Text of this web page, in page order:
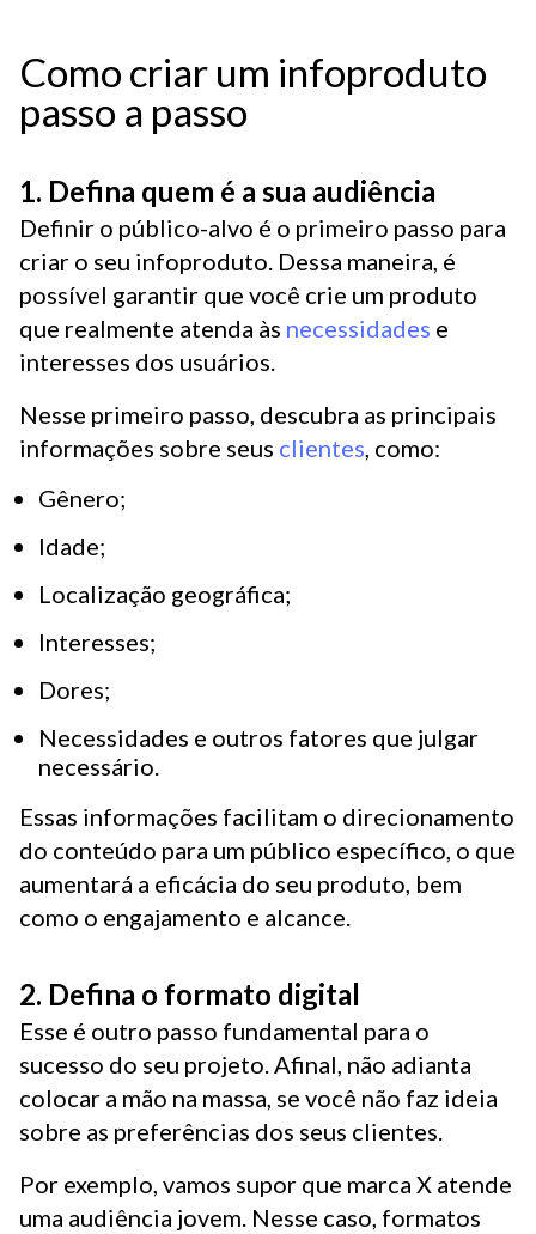
Como criar um infoproduto
passo a passo
1. Defina quem é a sua audiência
Definir o público-alvo é o primeiro passo para
criar o seu infoproduto. Dessa maneira, é
possível garantir que você crie um produto
que realmente atenda às necessidades e
interesses dos usuários.
Nesse primeiro passo, descubra as principais
informações sobre seus clientes, como:
Gênero;
Idade;
Localização geográfica;
Interesses;
Dores;
Necessidades e outros fatores que julgar
necessário.
Essas informações facilitam o direcionamento
do conteúdo para um público específico, o que
aumentará a eficácia do seu produto, bem
como o engajamento e alcance.
2. Defina o formato digital
Esse é outro passo fundamental para o
sucesso do seu projeto. Afinal, não adianta
colocar a mão na massa, se você não faz ideia
sobre as preferências dos seus clientes.
Por exemplo, vamos supor que marca X atende
uma audiência jovem. Nesse caso, formatos